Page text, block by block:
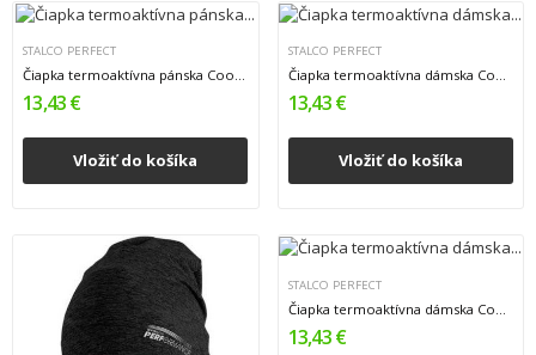
STALCO PERFECT
Čiapka termoaktívna pánska Coopter -...
13,43 €
Vložiť do košíka
STALCO PERFECT
Čiapka termoaktívna dámska Coopter - sivá,...
13,43 €
Vložiť do košíka
STALCO PERFECT
13,43 €